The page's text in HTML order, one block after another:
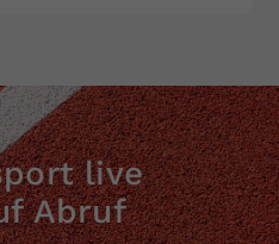
live
Abruf